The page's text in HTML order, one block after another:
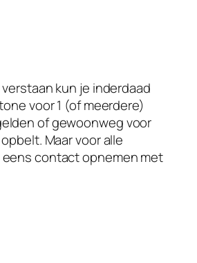
verstaan kun je inderdaad
voor 1 (of meerdere)
of gewoonweg voor
Maar voor alle
contact opnemen met